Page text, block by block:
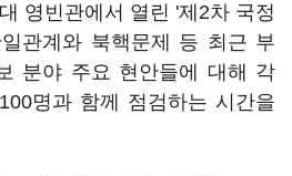
영빈관에서 열린 '제2차 국정
관계와 북핵문제 등 최근 부
분야 주요 현안들에 대해 각
명과 함께 점검하는 시간을